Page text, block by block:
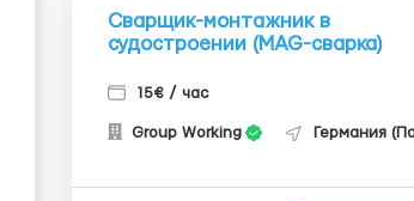
Сварщик-монтажник в
судостроении (MAG-сварка)
15€ / час
Group Working